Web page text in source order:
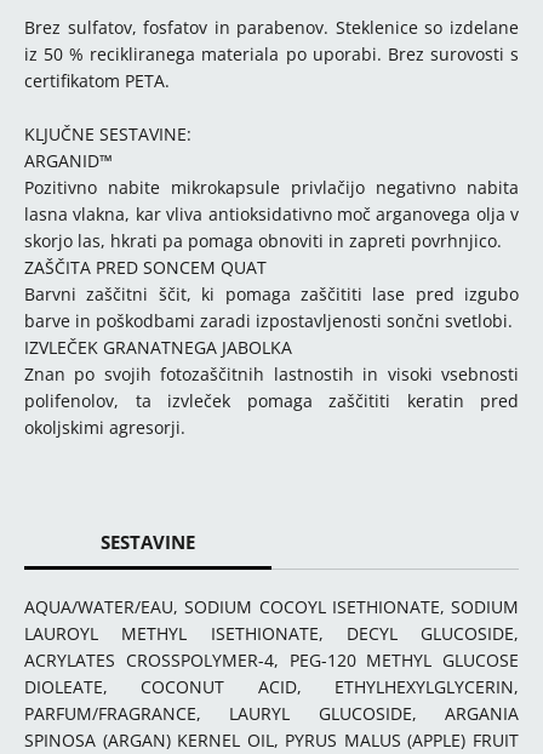
Brez sulfatov, fosfatov in parabenov. Steklenice so izdelane
iz 50 % recikliranega materiala po uporabi. Brez surovosti s
certifikatom PETA.
KLJUČNE SESTAVINE:
ARGANID™
Pozitivno nabite mikrokapsule privlačijo negativno nabita
lasna vlakna, kar vliva antioksidativno moč arganovega olja v
skorjo las, hkrati pa pomaga obnoviti in zapreti povrhnjico.
ZAŠČITA PRED SONCEM QUAT
Barvni zaščitni ščit, ki pomaga zaščititi lase pred izgubo
barve in poškodbami zaradi izpostavljenosti sončni svetlobi.
IZVLEČEK GRANATNEGA JABOLKA
Znan po svojih fotozaščitnih lastnostih in visoki vsebnosti
polifenolov, ta izvleček pomaga zaščititi keratin pred
okoljskimi agresorji.
SESTAVINE
AQUA/WATER/EAU, SODIUM COCOYL ISETHIONATE, SODIUM
LAUROYL METHYL ISETHIONATE, DECYL GLUCOSIDE,
ACRYLATES CROSSPOLYMER-4, PEG-120 METHYL GLUCOSE
DIOLEATE, COCONUT ACID, ETHYLHEXYLGLYCERIN,
PARFUM/FRAGRANCE, LAURYL GLUCOSIDE, ARGANIA
SPINOSA (ARGAN) KERNEL OIL, PYRUS MALUS (APPLE) FRUIT